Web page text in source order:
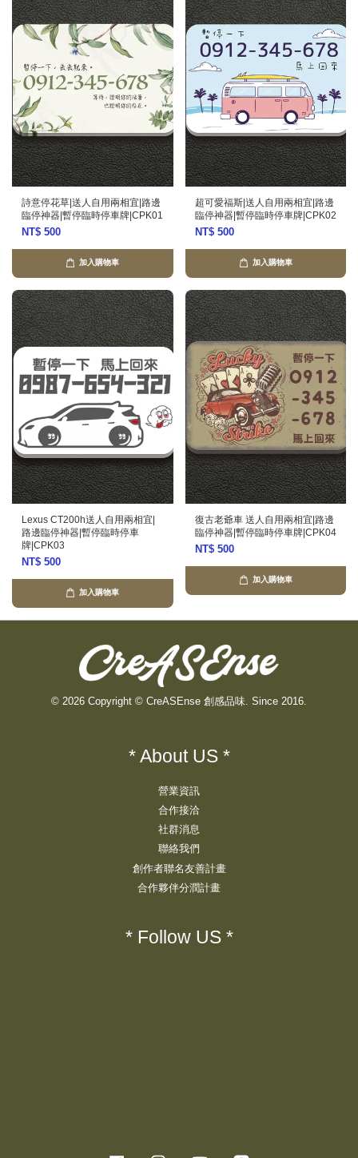
詩意停花草|送人自用兩相宜|路邊
臨停神器|暫停臨時停車牌|CPK01
NT$ 500
加入購物車
超可愛福斯|送人自用兩相宜|路邊
臨停神器|暫停臨時停車牌|CPK02
NT$ 500
加入購物車
Lexus CT200h送人自用兩相宜|
路邊臨停神器|暫停臨時停車
牌|CPK03
NT$ 500
加入購物車
復古老爺車 送人自用兩相宜|路邊
臨停神器|暫停臨時停車牌|CPK04
NT$ 500
加入購物車
© 2026 Copyright © CreASEnse 創感品味. Since 2016.
* About US *
營業資訊
合作接洽
社群消息
聯絡我們
創作者聯名友善計畫
合作夥伴分潤計畫
* Follow US *